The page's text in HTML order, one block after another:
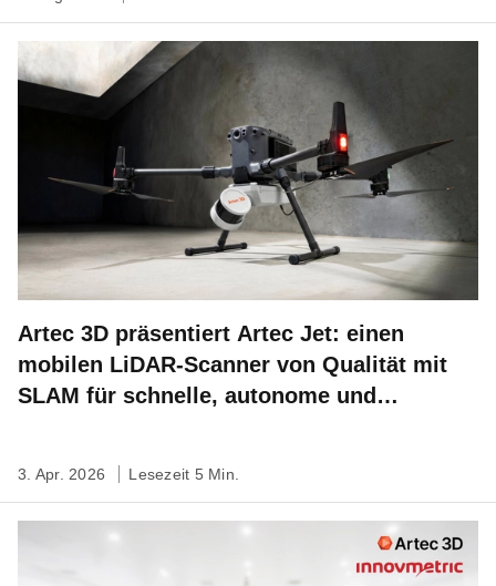
Artec 3D präsentiert Artec Jet: einen
mobilen LiDAR-Scanner von Qualität mit
SLAM für schnelle, autonome und
3. Apr. 2026 Lesezeit 5 Min.